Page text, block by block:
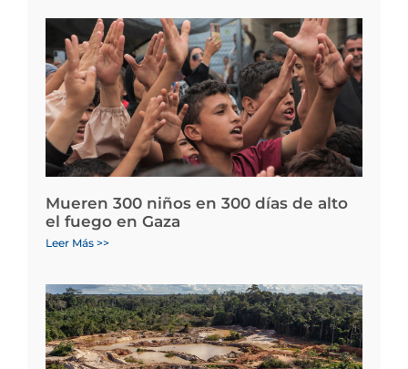
Mueren 300 niños en 300 días de alto
el fuego en Gaza
Leer Más >>